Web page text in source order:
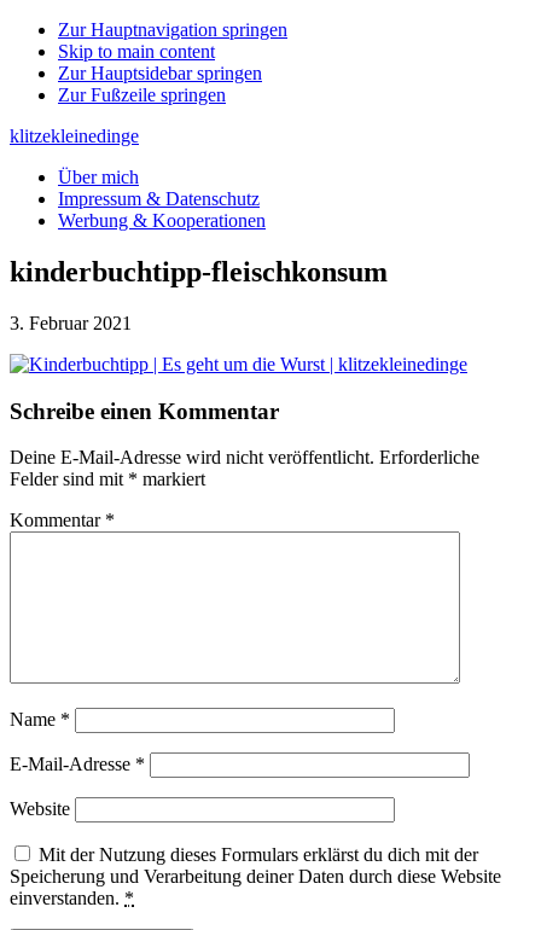
Zur Hauptnavigation springen
Skip to main content
Zur Hauptsidebar springen
Zur Fußzeile springen
klitzekleinedinge
Über mich
Impressum & Datenschutz
Werbung & Kooperationen
kinderbuchtipp-fleischkonsum
3. Februar 2021
Leser-
Schreibe einen Kommentar
Deine E-Mail-Adresse wird nicht veröffentlicht. Erforderliche
Felder sind mit * markiert
Kommentar *
Name *
E-Mail-Adresse *
Website
Mit der Nutzung dieses Formulars erklärst du dich mit der
Speicherung und Verarbeitung deiner Daten durch diese Website
einverstanden. *